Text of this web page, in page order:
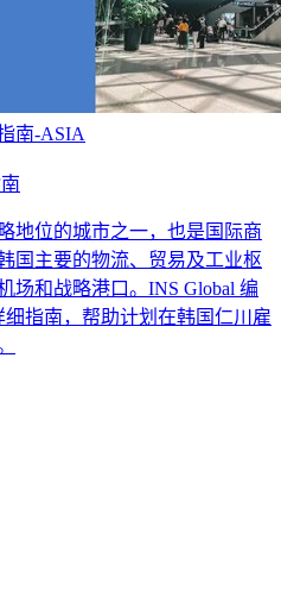
南-ASIA
地位的城市之一，也是国际商
国主要的物流、贸易及工业枢
场和战略港口。INS Global 编
细指南，帮助计划在韩国仁川雇